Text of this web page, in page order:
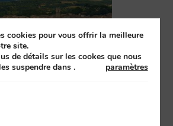
cookies pour vous offrir la meilleure
site.
de détails sur les cookes que nous
suspendre dans
paramètres
.